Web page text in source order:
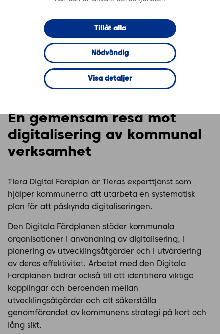
Tillåt alla
Nödvändig
Visa detaljer
En gemensam resa mot
digitalisering av kommunal
verksamhet
Tiera Digital Färdplan är Tieras experttjänst som
hjälper kommunerna att utarbeta en systematisk
plan för att påskynda digitaliseringen.
Den Digitala Färdplanen stöder kommunala
organisationer i användning av digitalisering, i
planering av utvecklingsåtgärder och i utvärdering
av deras effektivitet. Arbetet med den Digitala
Färdplanen bidrar också till att identifiera viktiga
kopplingar och beroenden mellan
utvecklingsåtgärder och att säkerställa
genomförandet av kommunens strategi på kort och
lång sikt.